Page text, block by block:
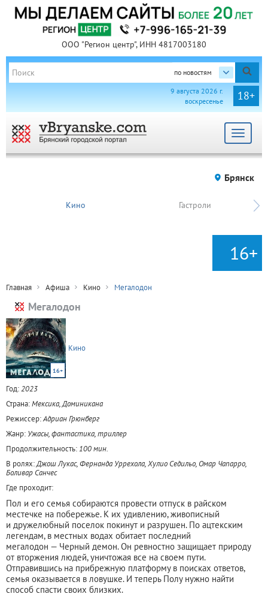
ООО "Регион центр", ИНН 4817003180
по новостям
18+
9 августа 2026 г.
воскресенье
Toggle
Брянск
Кино Гастроли
16+
Главная Афиша Кино Мегалодон
Мегалодон
16+
Кино
Год:2023
Страна:Мексика, Доминикана
Режиссер:Адриан Грюнберг
Жанр: Ужасы, фантастика, триллер
Продолжительность: 100 мин.
В ролях:Джош Лукас, Фернанда Уррехола, Хулио Седильо, Омар Чапарро,
Боливар Санчес
Где проходит:
Пол и его семья собираются провести отпуск в райском
местечке на побережье. К их удивлению, живописный
и дружелюбный поселок покинут и разрушен. По ацтекским
легендам, в местных водах обитает последний
мегалодон — Черный демон. Он ревностно защищает природу
от вторжения людей, уничтожая все на своем пути.
Отправившись на прибрежную платформу в поисках ответов,
семья оказывается в ловушке. И теперь Полу нужно найти
способ спасти своих близких.